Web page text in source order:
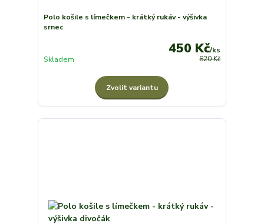
Polo košile s límečkem - krátký rukáv - výšivka
srnec
820 Kč
450 Kč/ks
Skladem
Zvolit variantu